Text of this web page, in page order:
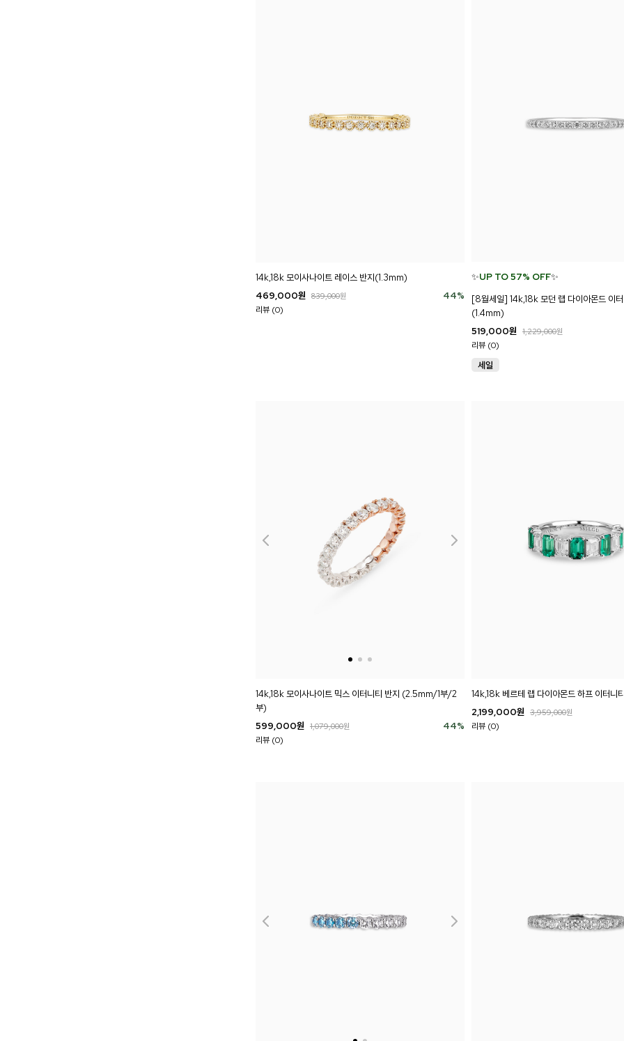
14k,18k 모이사나이트 레이스 반지(1.3mm)
44%
469,000원 839,000원
리뷰 (0)
✨UP TO 57% OFF✨
[8월세일] 14k,18k 모던 랩 다이아몬드 이
(1.4mm)
519,000원 1,229,000원
리뷰 (0)
14k,18k 모이사나이트 믹스 이터니티 반지 (2.5mm/1부/2
부)
44%
599,000원 1,079,000원
리뷰 (0)
14k,18k 베르테 랩 다이아몬드 하프 이터니
2,199,000원 3,959,000원
리뷰 (0)